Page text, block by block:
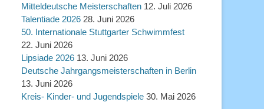
Mitteldeutsche Meisterschaften 12. Juli 2026
Talentiade 2026 28. Juni 2026
50. Internationale Stuttgarter Schwimmfest
22. Juni 2026
Lipsiade 2026 13. Juni 2026
Deutsche Jahrgangsmeisterschaften in Berlin
13. Juni 2026
Kreis- Kinder- und Jugendspiele 30. Mai 2026